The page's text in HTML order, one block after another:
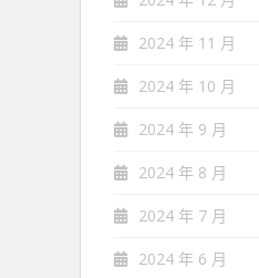
2024 年 11 月
2024 年 10 月
2024 年 9 月
2024 年 8 月
2024 年 7 月
2024 年 6 月